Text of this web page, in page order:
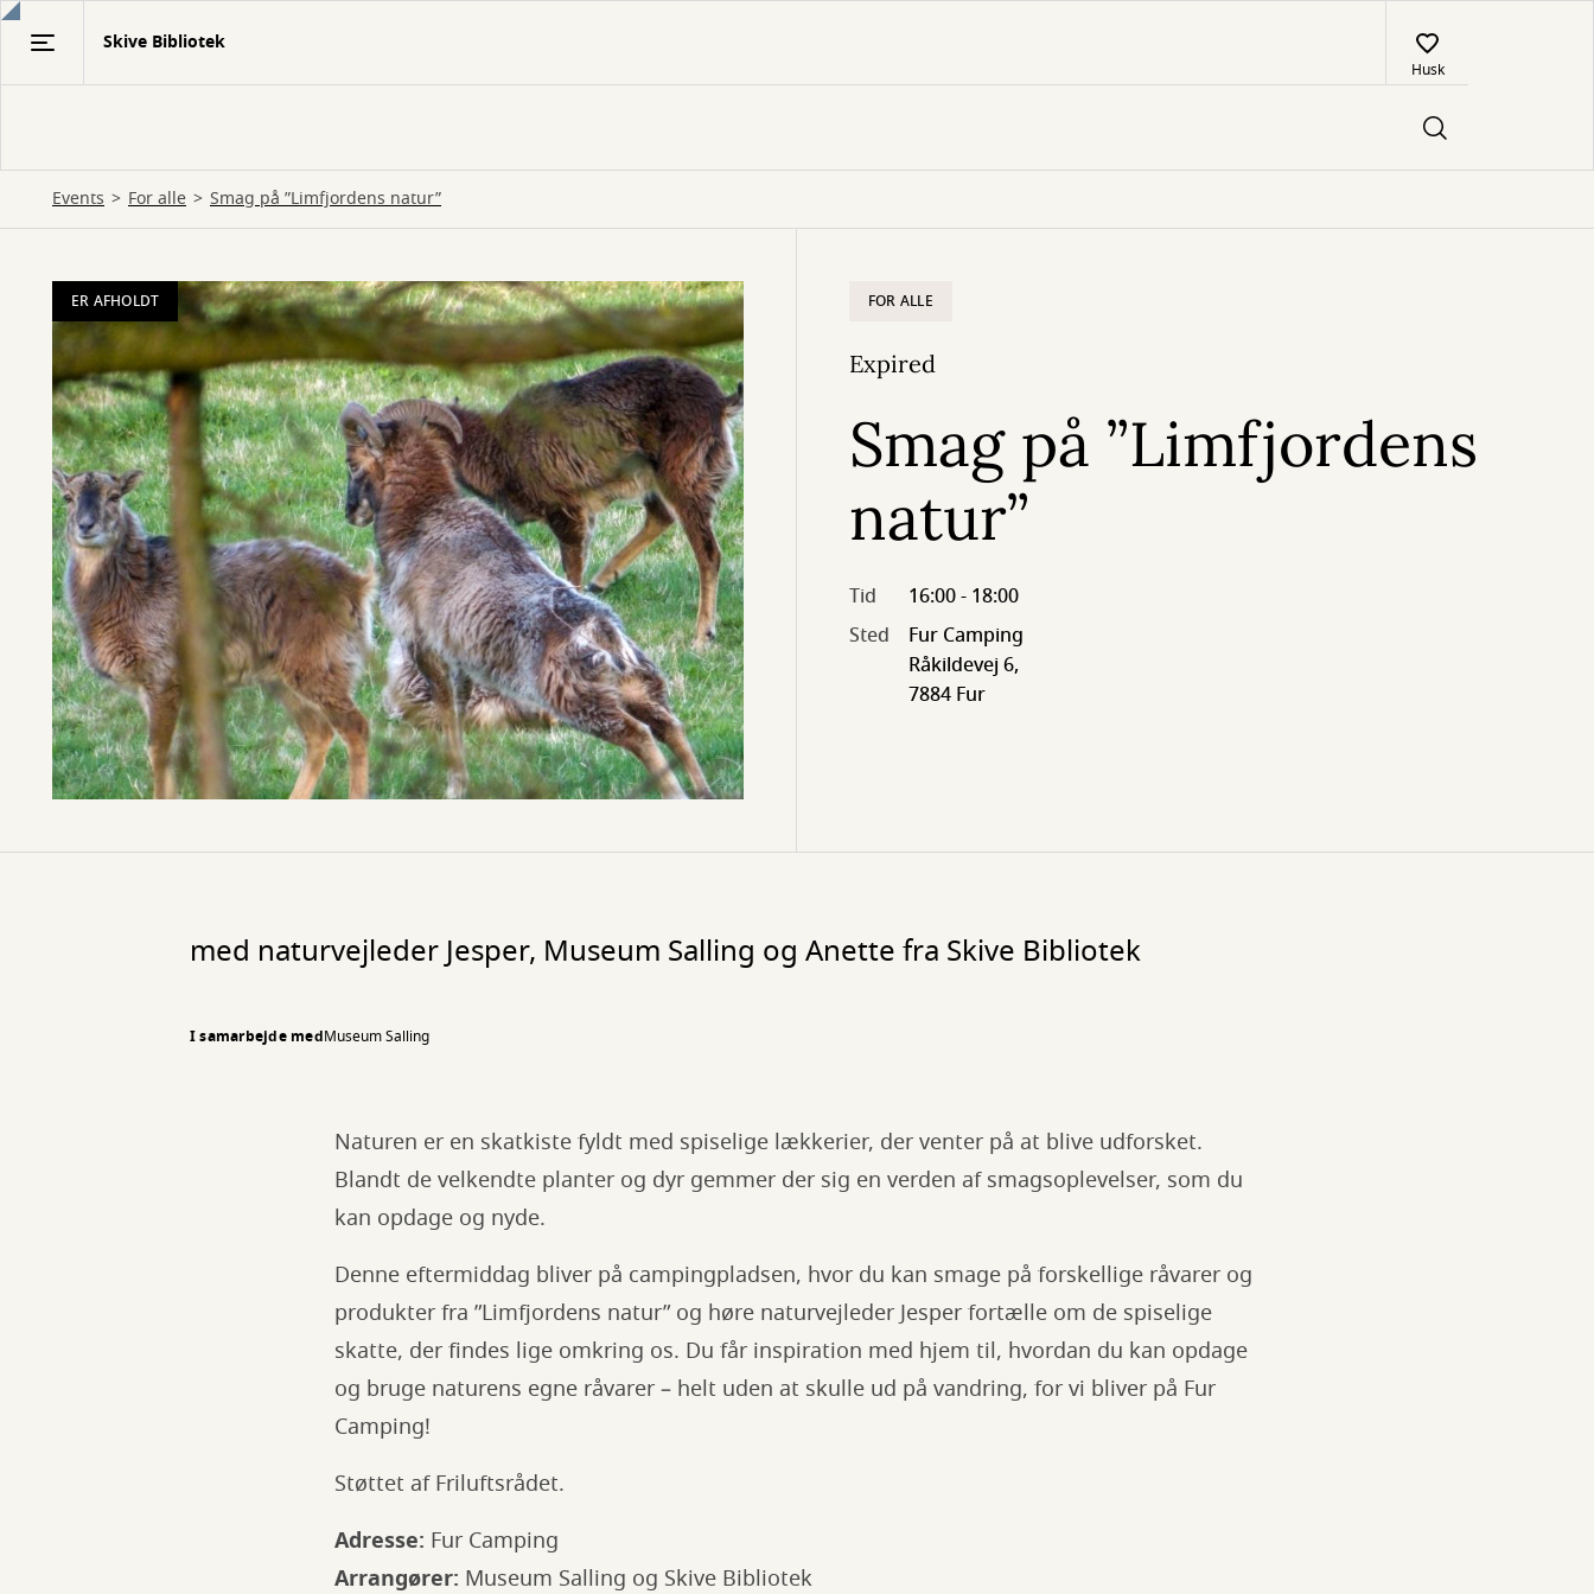
Gå
Skive Bibliotek
Husk
Events For alle Smag på ”Limfjordens natur”
ER AFHOLDT FOR ALLE
Expired
Smag på ”Limfjordens
natur”
Tid
16:00 - 18:00
Sted
Fur Camping
Råkildevej 6,
7884 Fur
med naturvejleder Jesper, Museum Salling og Anette fra Skive Bibliotek
I samarbejde medMuseum Salling
Naturen er en skatkiste fyldt med spiselige lækkerier, der venter på at blive udforsket.
Blandt de velkendte planter og dyr gemmer der sig en verden af smagsoplevelser, som du
kan opdage og nyde.
Denne eftermiddag bliver på campingpladsen, hvor du kan smage på forskellige råvarer og
produkter fra ”Limfjordens natur” og høre naturvejleder Jesper fortælle om de spiselige
skatte, der findes lige omkring os. Du får inspiration med hjem til, hvordan du kan opdage
og bruge naturens egne råvarer – helt uden at skulle ud på vandring, for vi bliver på Fur
Camping!
Støttet af Friluftsrådet.
Adresse: Fur Camping
Arrangører: Museum Salling og Skive Bibliotek